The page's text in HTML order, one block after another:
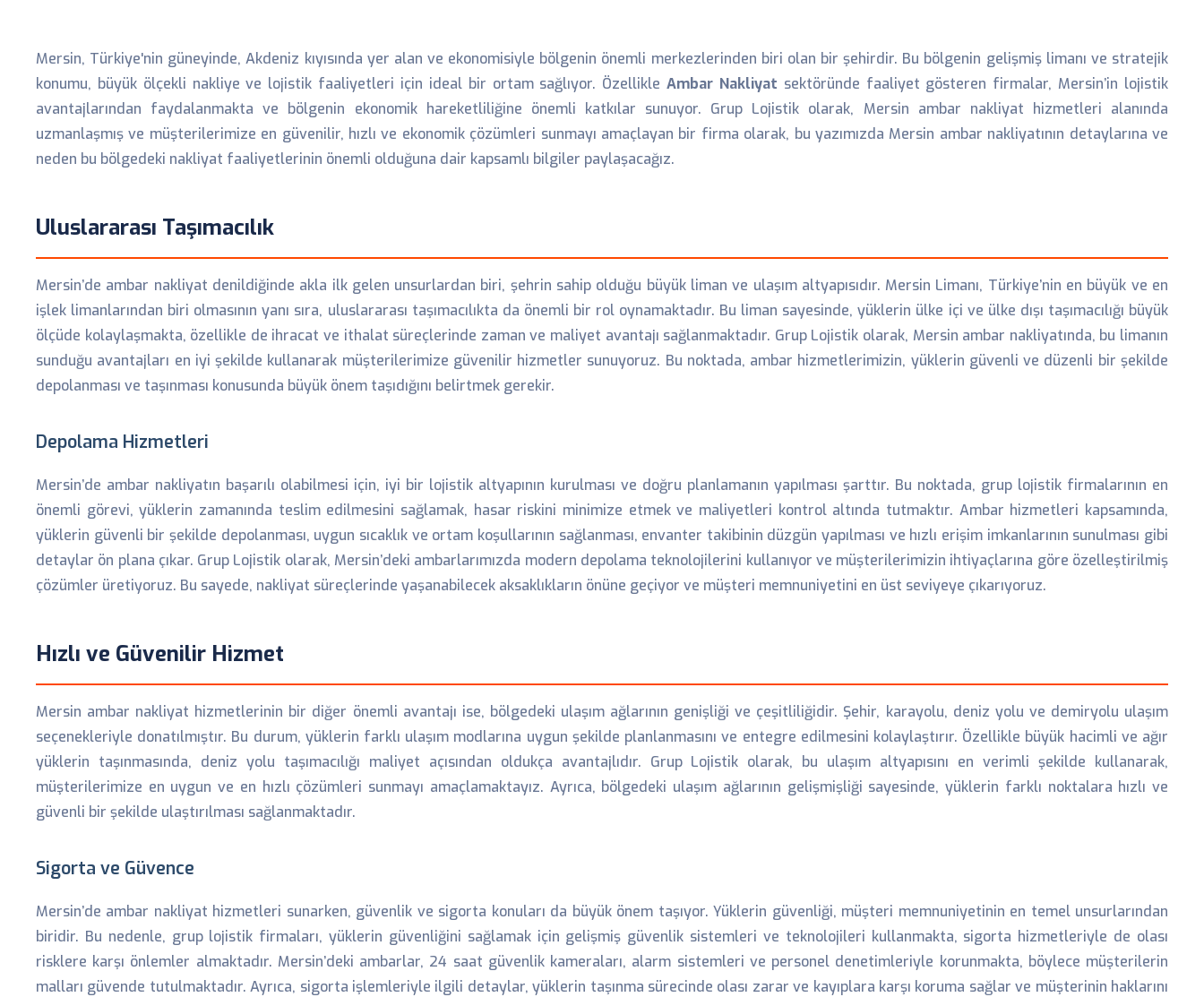
Mersin, Türkiye'nin güneyinde, Akdeniz kıyısında yer alan ve ekonomisiyle bölgenin önemli merkezlerinden biri olan bir şehirdir. Bu bölgenin gelişmiş limanı ve stratejik
konumu, büyük ölçekli nakliye ve lojistik faaliyetleri için ideal bir ortam sağlıyor. ÖzellikleAmbar Nakliyat sektöründe faaliyet gösteren firmalar, Mersin’in lojistik
avantajlarından faydalanmakta ve bölgenin ekonomik hareketliliğine önemli katkılar sunuyor. Grup Lojistik olarak, Mersin ambar nakliyat hizmetleri alanında
uzmanlaşmış ve müşterilerimize en güvenilir, hızlı ve ekonomik çözümleri sunmayı amaçlayan bir firma olarak, bu yazımızda Mersin ambar nakliyatının detaylarına ve
neden bu bölgedeki nakliyat faaliyetlerinin önemli olduğuna dair kapsamlı bilgiler paylaşacağız.
Uluslararası Taşımacılık
Mersin’de ambar nakliyat denildiğinde akla ilk gelen unsurlardan biri, şehrin sahip olduğu büyük liman ve ulaşım altyapısıdır. Mersin Limanı, Türkiye’nin en büyük ve en
işlek limanlarından biri olmasının yanı sıra, uluslararası taşımacılıkta da önemli bir rol oynamaktadır. Bu liman sayesinde, yüklerin ülke içi ve ülke dışı taşımacılığı büyük
ölçüde kolaylaşmakta, özellikle de ihracat ve ithalat süreçlerinde zaman ve maliyet avantajı sağlanmaktadır. Grup Lojistik olarak, Mersin ambar nakliyatında, bu limanın
sunduğu avantajları en iyi şekilde kullanarak müşterilerimize güvenilir hizmetler sunuyoruz. Bu noktada, ambar hizmetlerimizin, yüklerin güvenli ve düzenli bir şekilde
depolanması ve taşınması konusunda büyük önem taşıdığını belirtmek gerekir.
Depolama Hizmetleri
Mersin’de ambar nakliyatın başarılı olabilmesi için, iyi bir lojistik altyapının kurulması ve doğru planlamanın yapılması şarttır. Bu noktada, grup lojistik firmalarının en
önemli görevi, yüklerin zamanında teslim edilmesini sağlamak, hasar riskini minimize etmek ve maliyetleri kontrol altında tutmaktır. Ambar hizmetleri kapsamında,
yüklerin güvenli bir şekilde depolanması, uygun sıcaklık ve ortam koşullarının sağlanması, envanter takibinin düzgün yapılması ve hızlı erişim imkanlarının sunulması gibi
detaylar ön plana çıkar. Grup Lojistik olarak, Mersin’deki ambarlarımızda modern depolama teknolojilerini kullanıyor ve müşterilerimizin ihtiyaçlarına göre özelleştirilmiş
çözümler üretiyoruz. Bu sayede, nakliyat süreçlerinde yaşanabilecek aksaklıkların önüne geçiyor ve müşteri memnuniyetini en üst seviyeye çıkarıyoruz.
Hızlı ve Güvenilir Hizmet
Mersin ambar nakliyat hizmetlerinin bir diğer önemli avantajı ise, bölgedeki ulaşım ağlarının genişliği ve çeşitliliğidir. Şehir, karayolu, deniz yolu ve demiryolu ulaşım
seçenekleriyle donatılmıştır. Bu durum, yüklerin farklı ulaşım modlarına uygun şekilde planlanmasını ve entegre edilmesini kolaylaştırır. Özellikle büyük hacimli ve ağır
yüklerin taşınmasında, deniz yolu taşımacılığı maliyet açısından oldukça avantajlıdır. Grup Lojistik olarak, bu ulaşım altyapısını en verimli şekilde kullanarak,
müşterilerimize en uygun ve en hızlı çözümleri sunmayı amaçlamaktayız. Ayrıca, bölgedeki ulaşım ağlarının gelişmişliği sayesinde, yüklerin farklı noktalara hızlı ve
güvenli bir şekilde ulaştırılması sağlanmaktadır.
Sigorta ve Güvence
Mersin’de ambar nakliyat hizmetleri sunarken, güvenlik ve sigorta konuları da büyük önem taşıyor. Yüklerin güvenliği, müşteri memnuniyetinin en temel unsurlarından
biridir. Bu nedenle, grup lojistik firmaları, yüklerin güvenliğini sağlamak için gelişmiş güvenlik sistemleri ve teknolojileri kullanmakta, sigorta hizmetleriyle de olası
risklere karşı önlemler almaktadır. Mersin’deki ambarlar, 24 saat güvenlik kameraları, alarm sistemleri ve personel denetimleriyle korunmakta, böylece müşterilerin
malları güvende tutulmaktadır. Ayrıca, sigorta işlemleriyle ilgili detaylar, yüklerin taşınma sürecinde olası zarar ve kayıplara karşı koruma sağlar ve müşterinin haklarını